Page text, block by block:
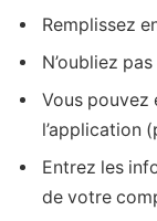
Remplissez
N’oubliez
Vous pouvez
l’application
Entrez les
de votre